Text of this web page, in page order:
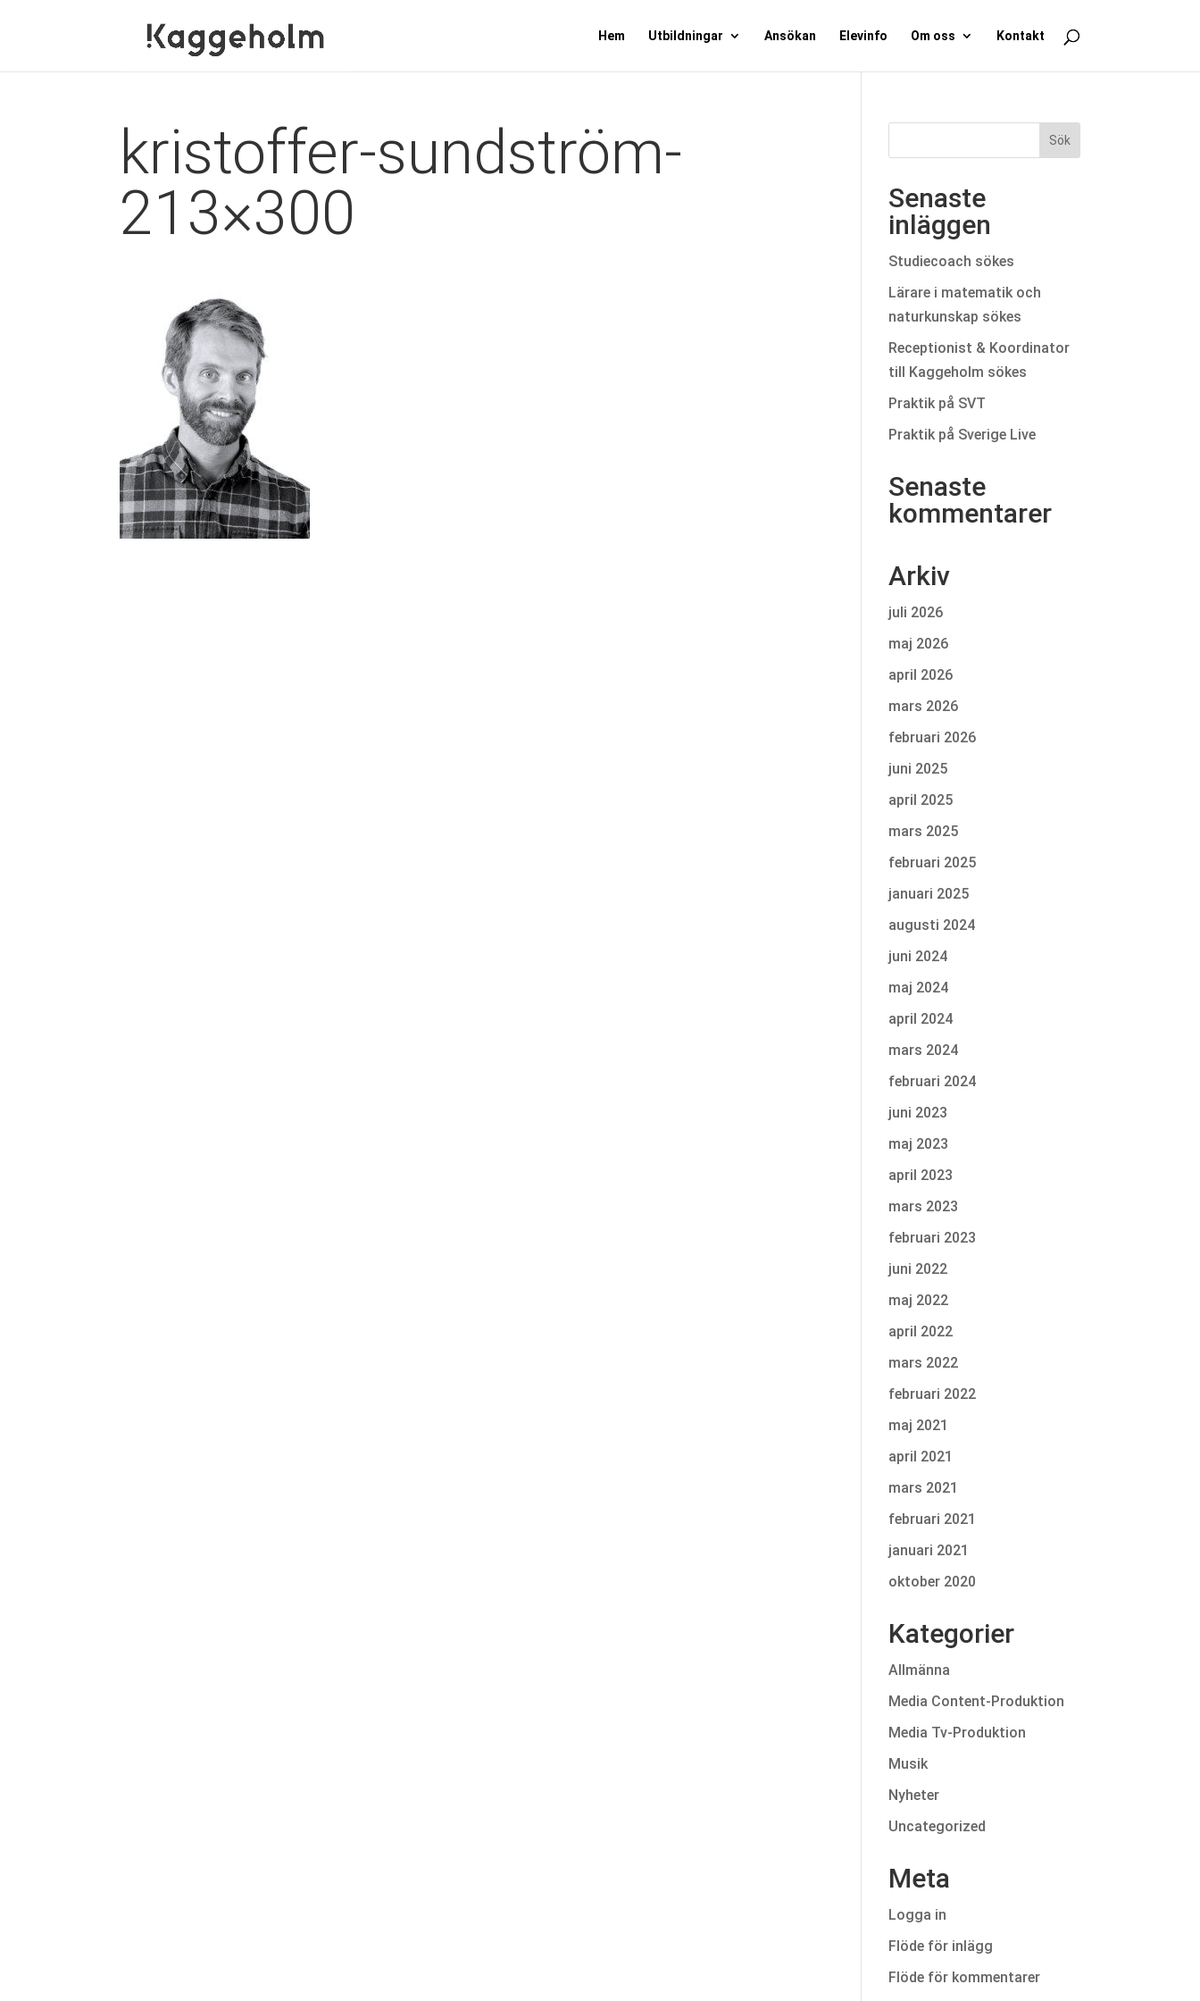
Hem Utbildningar Ansökan Elevinfo Om oss Kontakt
kristoffer-sundström-
213×300
Senaste
inläggen
Studiecoach sökes
Lärare i matematik och
naturkunskap sökes
Receptionist & Koordinator
till Kaggeholm sökes
Praktik på SVT
Praktik på Sverige Live
Senaste
kommentarer
Arkiv
juli 2026
maj 2026
april 2026
mars 2026
februari 2026
juni 2025
april 2025
mars 2025
februari 2025
januari 2025
augusti 2024
juni 2024
maj 2024
april 2024
mars 2024
februari 2024
juni 2023
maj 2023
april 2023
mars 2023
februari 2023
juni 2022
maj 2022
april 2022
mars 2022
februari 2022
maj 2021
april 2021
mars 2021
februari 2021
januari 2021
oktober 2020
Kategorier
Allmänna
Media Content-Produktion
Media Tv-Produktion
Musik
Nyheter
Uncategorized
Meta
Logga in
Flöde för inlägg
Flöde för kommentarer